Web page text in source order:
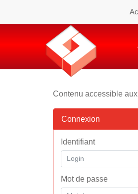
Contenu accessible
Connexion
Identifiant
Mot de passe